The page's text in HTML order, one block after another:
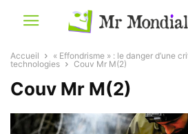
Accueil
« Effondrisme » : le danger d’une
technologies
Couv Mr M(2)
Couv Mr M(2)